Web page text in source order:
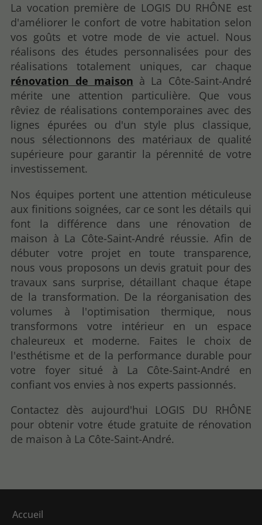
La vocation première de LOGIS DU RHÔNE est
d'améliorer le confort de votre habitation selon
vos goûts et votre mode de vie actuel. Nous
réalisons des études personnalisées pour des
réalisations totalement uniques, car chaque
rénovation de maison à La Côte-Saint-André
mérite une attention particulière. Que vous
rêviez de réalisations contemporaines avec des
lignes épurées ou d'un style plus classique,
nous sélectionnons des matériaux de qualité
supérieure pour garantir la pérennité de votre
investissement.
Nos équipes portent une attention méticuleuse
aux finitions soignées, car ce sont les détails qui
font la différence dans une rénovation de
maison à La Côte-Saint-André réussie. Afin de
débuter votre projet en toute transparence,
nous vous proposons un devis gratuit pour des
travaux sans surprise, détaillant chaque étape
de la transformation. De la réorganisation des
volumes à l'optimisation thermique, nous
transformons votre intérieur en un espace
chaleureux et moderne. Faites le choix de
l'esthétisme et de la performance durable pour
votre foyer situé à La Côte-Saint-André en
confiant vos envies à nos experts passionnés.
Contactez dès aujourd'hui LOGIS DU RHÔNE
pour obtenir votre étude gratuite de rénovation
de maison à La Côte-Saint-André.
Accueil